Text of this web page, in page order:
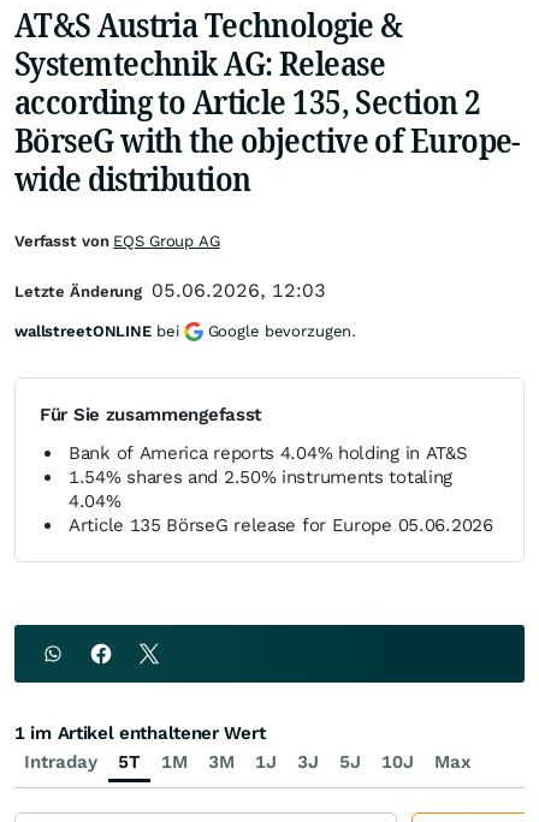
AT&S Austria Technologie &
Systemtechnik AG: Release
according to Article 135, Section 2
BörseG with the objective of Europe-
wide distribution
Für Sie zusammengefasst
Bank of America reports 4.04% holding in AT&S
1.54% shares and 2.50% instruments totaling
4.04%
Article 135 BörseG release for Europe 05.06.2026
Verfasst von EQS Group AG
Letzte Änderung 05.06.2026, 12:03
wallstreetONLINE bei Google bevorzugen.
Intraday 5T 1M 3M 1J 3J 5J 10J Max
1 im Artikel enthaltener Wert